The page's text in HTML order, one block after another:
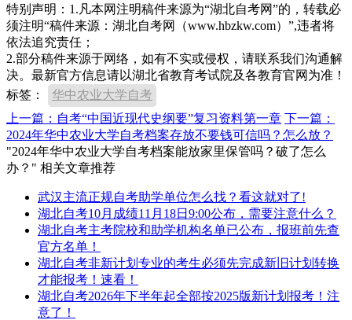
特别声明：1.凡本网注明稿件来源为“湖北自考网”的，转载必
须注明“稿件来源：湖北自考网（www.hbzkw.com）”,违者将
依法追究责任；
2.部分稿件来源于网络，如有不实或侵权，请联系我们沟通解
决。最新官方信息请以湖北省教育考试院及各教育官网为准！
标签：
华中农业大学自考
上一篇：自考“中国近现代史纲要”复习资料第一章 下一篇：
2024年华中农业大学自考档案存放不要钱可信吗？怎么放？
"2024年华中农业大学自考档案能放家里保管吗？破了怎么
办？" 相关文章推荐
武汉主流正规自考助学单位怎么找？看这就对了!
湖北自考10月成绩11月18日9:00公布，需要注意什么？
湖北自考主考院校和助学机构名单已公布，报班前先查
官方名单！
湖北自考非新计划专业的考生必须先完成新旧计划转换
才能报考！速看！
湖北自考2026年下半年起全部按2025版新计划报考！注
意了！